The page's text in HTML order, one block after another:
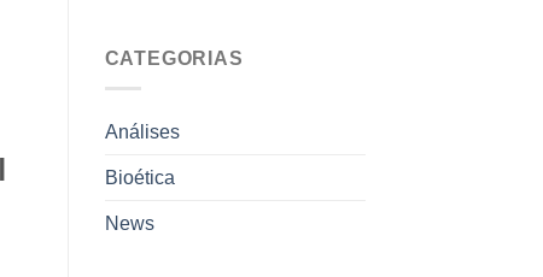
CATEGORIAS
Análises
Bioética
News